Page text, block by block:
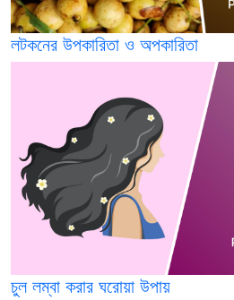
লটকনের উপকারিতা ও অপকারিতা
চুল লম্বা করার ঘরোয়া উপায়